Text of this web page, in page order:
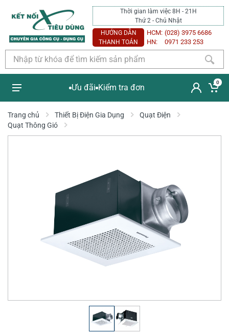
Thời gian làm việc 8H - 21H
Thứ 2 - Chủ Nhật
HƯỚNG DẪN
THANH TOÁN
HCM: (028) 3975 6686
HN:
0971 233 253
Ưu đãi Kiểm tra đơn
0
Trang chủ Thiết Bị Điện Gia Dụng
Quạt Điện
Quạt Thông Gió